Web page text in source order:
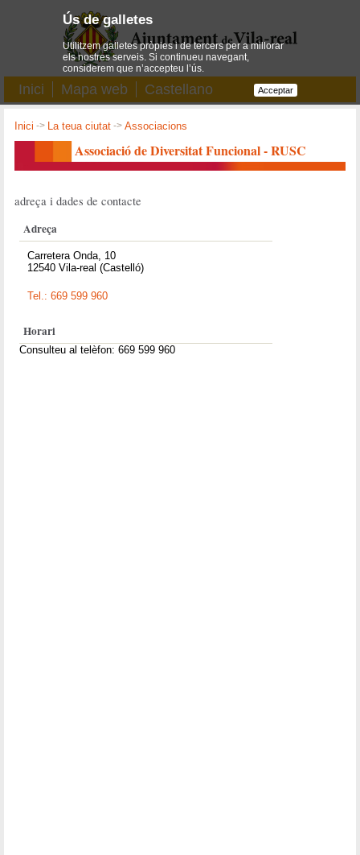
Inici Mapa web Castellano
Inici -> La teua ciutat ->Associacions
Associació de Diversitat Funcional - RUSC
adreça i dades de contacte
Adreça
Carretera Onda, 10
12540 Vila-real (Castelló)
Tel.: 669 599 960
Horari
Consulteu al telèfon: 669 599 960
Ús de galletes
Utilitzem galletes pròpies i de tercers per a millorar
els nostres serveis. Si continueu navegant,
considerem que n’accepteu l’ús.
Acceptar